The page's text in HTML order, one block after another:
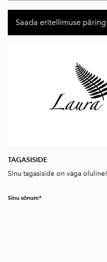
TAGASISIDE
Sinu tagasiside on väga oluline!
Sinu sõnum